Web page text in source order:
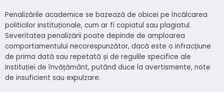
Penalizările academice se bazează de obicei pe încălcarea
politicilor instituționale, cum ar fi copiatul sau plagiatul.
Severitatea penalizării poate depinde de amploarea
comportamentului necorespunzător, dacă este o infracțiune
de prima dată sau repetată și de regulile specifice ale
instituției de învățământ, putând duce la avertismente, note
de insuficient sau expulzare.